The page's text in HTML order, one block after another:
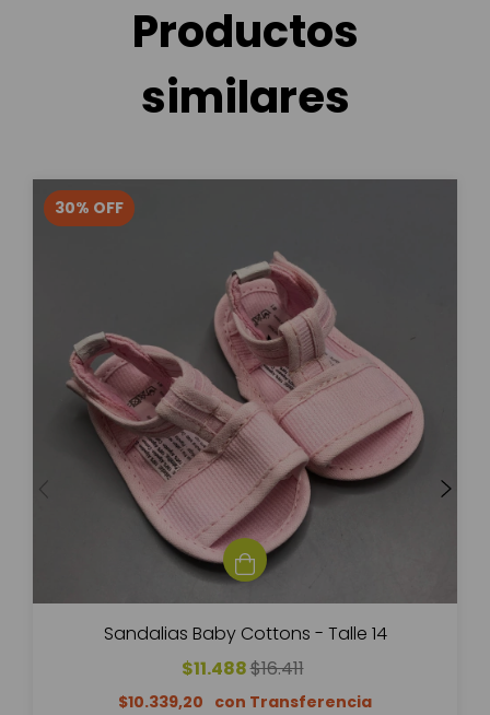
Productos
similares
30% OFF
Sandalias Baby Cottons - Talle 14
$11.488$16.411
$10.339,20